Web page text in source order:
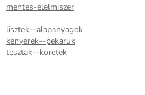
mentes-elelmiszer
lisztek--alapanyagok
kenyerek--pekaruk
tesztak--koretek